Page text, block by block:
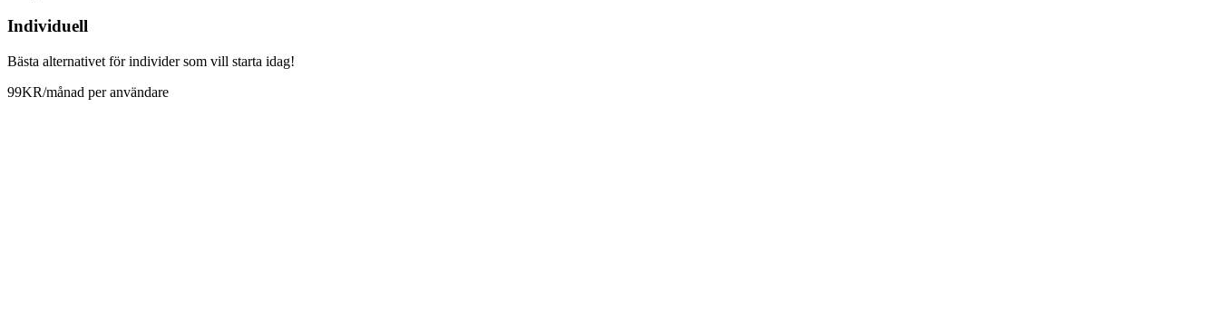
Individuell
Bästa alternativet för individer som vill starta idag!
99KR/månad per användare